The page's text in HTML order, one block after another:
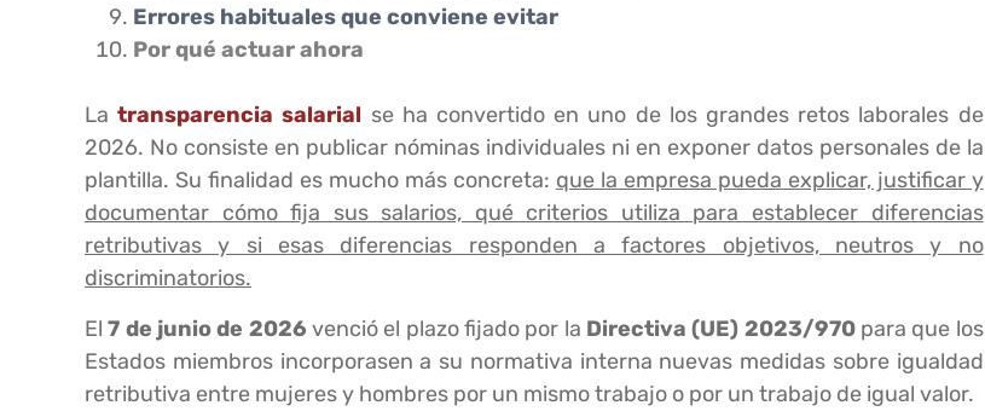
Errores habituales que conviene evitar
Por qué actuar ahora
Latransparencia salarial se ha convertido en uno de los grandes retos laborales de
2026. No consiste en publicar nóminas individuales ni en exponer datos personales de la
plantilla. Su finalidad es mucho más concreta: que la empresa pueda explicar, justificar y
documentar cómo fija sus salarios, qué criterios utiliza para establecer diferencias
retributivas y si esas diferencias responden a factores objetivos, neutros y no
discriminatorios.
El7 de junio de 2026venció el plazo fijado por la Directiva (UE) 2023/970para que los
Estados miembros incorporasen a su normativa interna nuevas medidas sobre igualdad
retributiva entre mujeres y hombres por un mismo trabajo o por un trabajo de igual valor.